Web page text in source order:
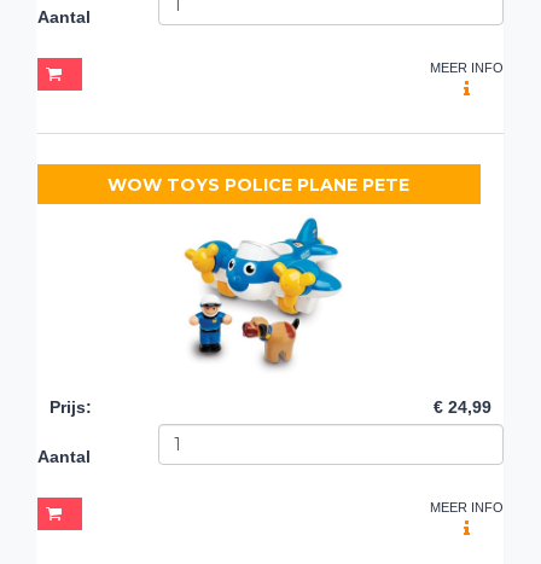
Aantal
MEER INFO
WOW TOYS POLICE PLANE PETE
Prijs: € 24,99
Aantal
MEER INFO